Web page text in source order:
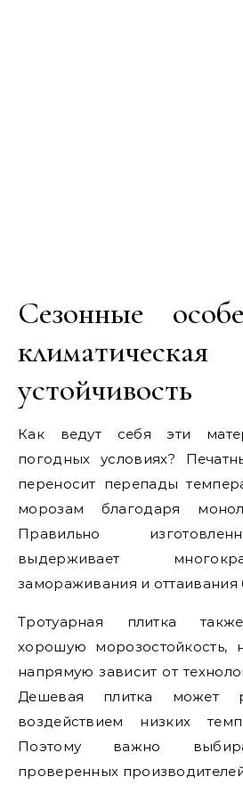
Сезонные
климатическая
устойчивость
Как ведут себя эти
погодных условиях?
переносит перепады
морозам благодаря
Правильно
выдерживает
замораживания и
Тротуарная плитка
хорошую морозостойкость,
напрямую зависит от
Дешевая плитка может
воздействием низких
Поэтому важно
проверенных